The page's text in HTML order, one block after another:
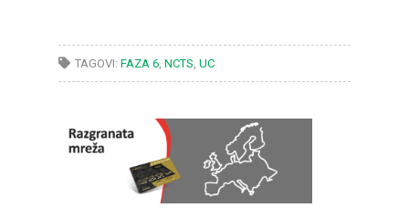
TAGOVI: FAZA 6, NCTS, UC